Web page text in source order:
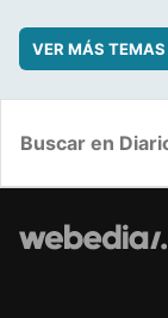
VER MÁS TEMAS